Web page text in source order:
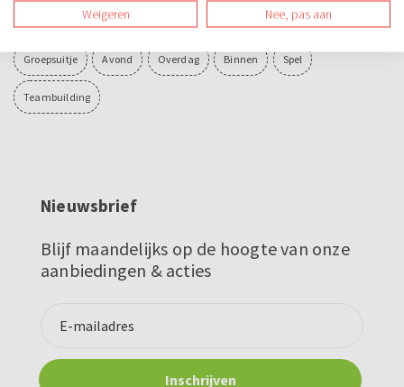
Losse activiteiten Familie-uitje Teamuitje
Groepsuitje Avond Overdag Binnen Spel
Teambuilding
Nieuwsbrief
Blijf maandelijks op de hoogte van onze
aanbiedingen & acties
Weigeren Nee, pas aan